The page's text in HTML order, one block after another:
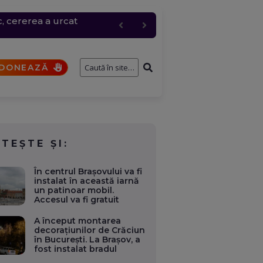
cererea a urcat
logistic cheie
consilier
analizat de SRI
interese. Ce case,
ȘI:
În centrul Braşovului va fi
instalat în această iarnă
un patinoar mobil.
Accesul va fi gratuit
A început montarea
decorațiunilor de Crăciun
în București. La Brașov, a
fost instalat bradul